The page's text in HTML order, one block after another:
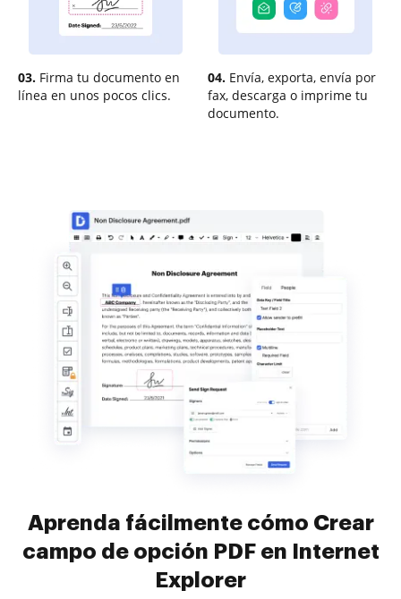
03. Firma tu documento en
línea en unos pocos clics.
04. Envía, exporta, envía por
fax, descarga o imprime tu
documento.
Aprenda fácilmente cómo Crear
campo de opción PDF en Internet
Explorer